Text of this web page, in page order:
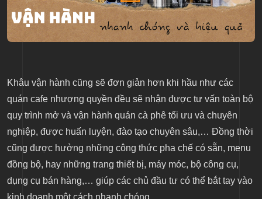
Khâu vận hành cũng sẽ đơn giản hơn khi hầu như các
quán cafe nhượng quyền đều sẽ nhận được tư vấn toàn bộ
quy trình mở và vận hành quán cà phê tối ưu và chuyên
nghiệp, được huấn luyện, đào tạo chuyên sâu,… Đồng thời
cũng được hưởng những công thức pha chế có sẵn, menu
đồng bộ, hay những trang thiết bị, máy móc, bộ công cụ,
dụng cụ bán hàng,… giúp các chủ đầu tư có thể bắt tay vào
kinh doanh một cách nhanh chóng.